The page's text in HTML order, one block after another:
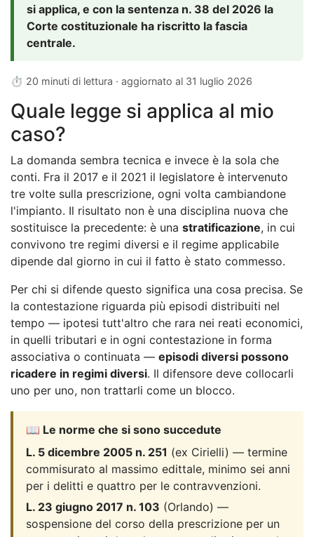
si applica, e con la sentenza n. 38 del 2026 la
Corte costituzionale ha riscritto la fascia
centrale.
⏱ 20 minuti di lettura · aggiornato al 31 luglio 2026
Quale legge si applica al mio
caso?
La domanda sembra tecnica e invece è la sola che
conti. Fra il 2017 e il 2021 il legislatore è intervenuto
tre volte sulla prescrizione, ogni volta cambiandone
l'impianto. Il risultato non è una disciplina nuova che
sostituisce la precedente: è una stratificazione, in cui
convivono tre regimi diversi e il regime applicabile
dipende dal giorno in cui il fatto è stato commesso.
Per chi si difende questo significa una cosa precisa. Se
la contestazione riguarda più episodi distribuiti nel
tempo — ipotesi tutt'altro che rara nei reati economici,
in quelli tributari e in ogni contestazione in forma
associativa o continuata — episodi diversi possono
ricadere in regimi diversi. Il difensore deve collocarli
uno per uno, non trattarli come un blocco.
📖 Le norme che si sono succedute
L. 5 dicembre 2005 n. 251 (ex Cirielli) — termine
commisurato al massimo edittale, minimo sei anni
per i delitti e quattro per le contravvenzioni.
L. 23 giugno 2017 n. 103 (Orlando) —
sospensione del corso della prescrizione per un